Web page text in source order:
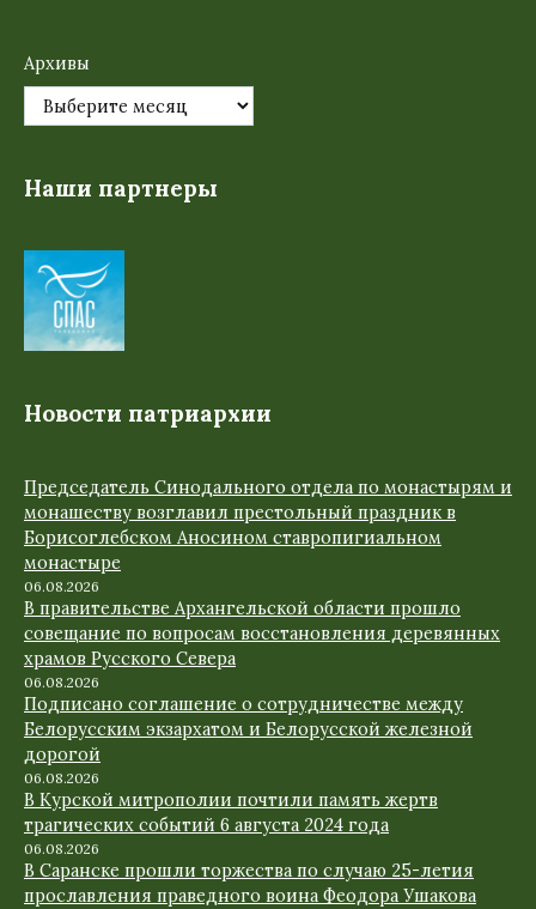
Архивы
Наши партнеры
Новости патриархии
Председатель Синодального отдела по монастырям и
монашеству возглавил престольный праздник в
Борисоглебском Аносином ставропигиальном
монастыре
06.08.2026
В правительстве Архангельской области прошло
совещание по вопросам восстановления деревянных
храмов Русского Севера
06.08.2026
Подписано соглашение о сотрудничестве между
Белорусским экзархатом и Белорусской железной
дорогой
06.08.2026
В Курской митрополии почтили память жертв
трагических событий 6 августа 2024 года
06.08.2026
В Саранске прошли торжества по случаю 25-летия
прославления праведного воина Феодора Ушакова